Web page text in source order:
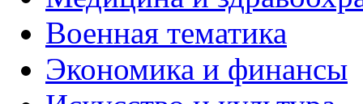
Военная тематика
Экономика и финансы